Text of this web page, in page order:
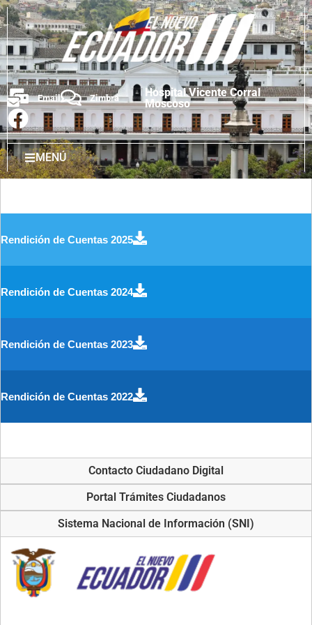
Hospital Vicente Corral
Moscoso
Email Zimbra
MENÚ
Rendición de Cuentas 2025
Rendición de Cuentas 2024
Rendición de Cuentas 2023
Rendición de Cuentas 2022
Contacto Ciudadano Digital
Portal Trámites Ciudadanos
Sistema Nacional de Información (SNI)